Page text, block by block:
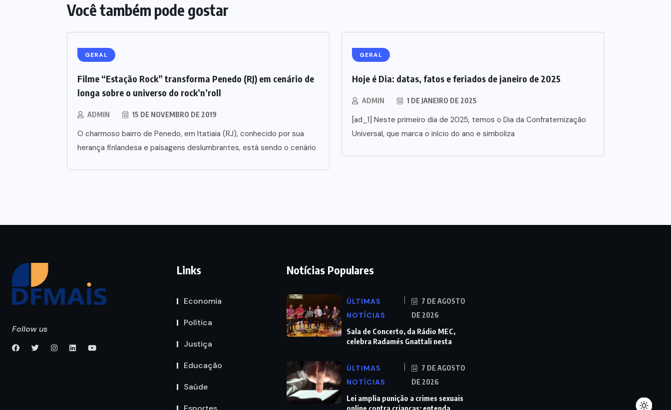
Você também pode gostar
GERAL
Filme “Estação Rock” transforma Penedo (RJ) em cenário de
longa sobre o universo do rock’n’roll
ADMIN 15 DE NOVEMBRO DE 2019
O charmoso bairro de Penedo, em Itatiaia (RJ), conhecido por sua
herança finlandesa e paisagens deslumbrantes, está sendo o cenário
GERAL
Hoje é Dia: datas, fatos e feriados de janeiro de 2025
ADMIN 1 DE JANEIRO DE 2025
[ad_1] Neste primeiro dia de 2025, temos o Dia da Confraternização
Universal, que marca o início do ano e simboliza
Follow us
Links
Economia
Política
Justiça
Educação
Saúde
Notícias Populares
ÚLTIMAS
NOTÍCIAS
7 DE AGOSTO
DE 2026
Sala de Concerto, da Rádio MEC,
celebra Radamés Gnattali nesta
ÚLTIMAS
NOTÍCIAS
7 DE AGOSTO
DE 2026
Lei amplia punição a crimes sexuais
online contra crianças; entenda